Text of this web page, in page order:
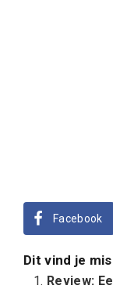
Facebook
Dit vind je
Review: